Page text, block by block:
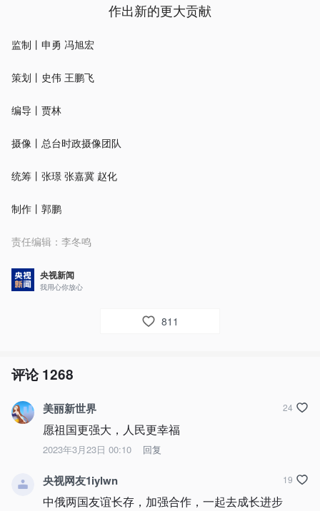
作出新的更大贡献
监制丨申勇 冯旭宏
策划丨史伟 王鹏飞
编导丨贾林
摄像丨总台时政摄像团队
统筹丨张璟 张嘉冀 赵化
制作丨郭鹏
责任编辑： 李冬鸣
央视新闻
我用心你放心
811
评论1268
美丽新世界
愿祖国更强大，人民更幸福
2023年3月23日 00:10 回复
24
央视网友1iylwn
中俄两国友谊长存，加强合作，一起去成长进步
19